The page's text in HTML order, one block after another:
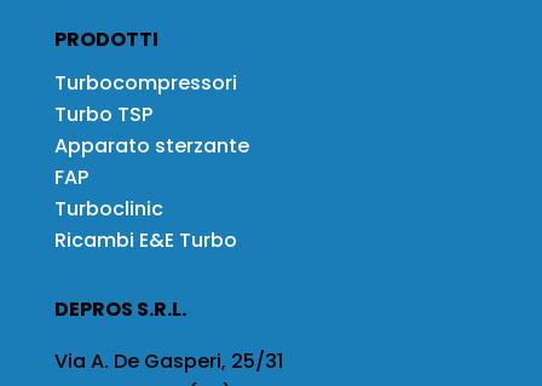
PRODOTTI
Turbocompressori
Turbo TSP
Apparato sterzante
FAP
Turboclinic
Ricambi E&E Turbo
DEPROS S.R.L.
Via A. De Gasperi, 25/31